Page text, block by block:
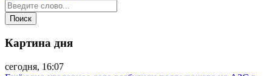
Картина дня
сегодня, 16:07